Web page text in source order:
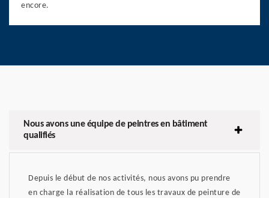
encore.
Nous avons une équipe de peintres en bâtiment
qualifiés
Depuis le début de nos activités, nous avons pu prendre
en charge la réalisation de tous les travaux de peinture de